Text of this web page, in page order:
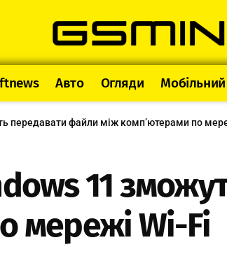
Авто Огляди Мобільний
передавати файли між комп’ютерами по
11
мережі Wi-Fi